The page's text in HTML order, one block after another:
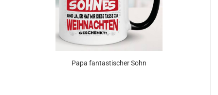
Papa fantastischer Sohn